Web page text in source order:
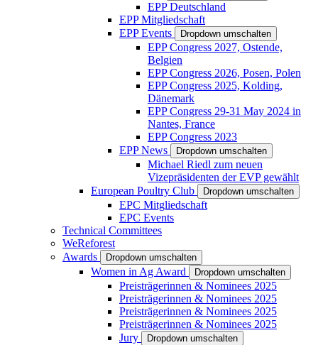
EPP Deutschland
EPP Mitgliedschaft
EPP Events
Dropdown umschalten
EPP Congress 2027, Ostende,
Belgien
EPP Congress 2026, Posen, Polen
EPP Congress 2025, Kolding,
Dänemark
EPP Congress 29-31 May 2024 in
Nantes, France
EPP Congress 2023
EPP News
Dropdown umschalten
Michael Riedl zum neuen
Vizepräsidenten der EVP gewählt
European Poultry Club
Dropdown umschalten
EPC Mitgliedschaft
EPC Events
Technical Committees
WeReforest
Awards
Dropdown umschalten
Women in Ag Award Dropdown umschalten
Preisträgerinnen & Nominees 2025
Preisträgerinnen & Nominees 2025
Preisträgerinnen & Nominees 2025
Preisträgerinnen & Nominees 2025
Jury
Dropdown umschalten